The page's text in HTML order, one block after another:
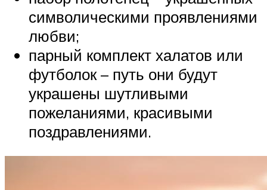
символическими проявлениями
любви;
парный комплект халатов или
футболок – путь они будут
украшены шутливыми
пожеланиями, красивыми
поздравлениями.